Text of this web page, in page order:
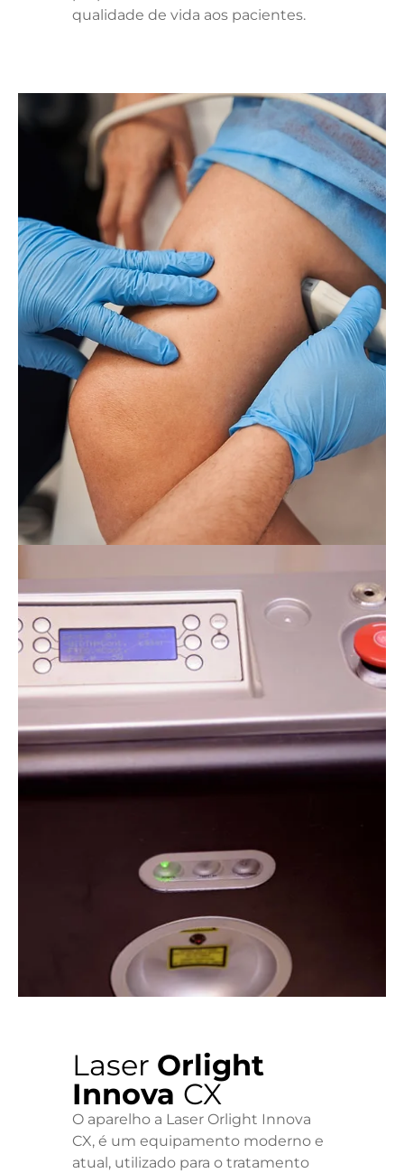
qualidade de vida aos pacientes.
Laser Orlight
Innova CX
O aparelho a Laser Orlight Innova
CX, é um equipamento moderno e
atual, utilizado para o tratamento